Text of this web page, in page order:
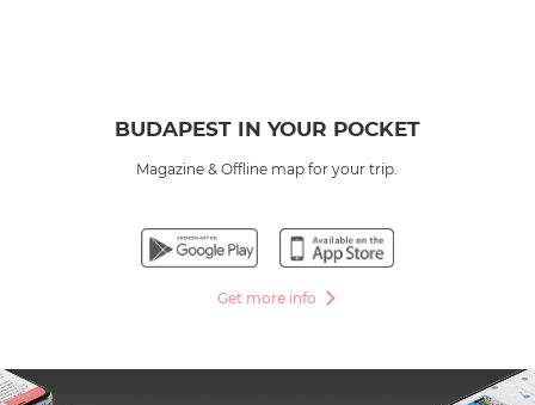
BUDAPEST IN YOUR POCKET
Magazine & Offline map for your trip.
Get more info